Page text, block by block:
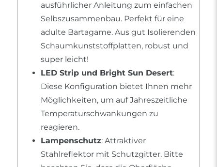
ausführlicher Anleitung zum einfachen
Selbszusammenbau. Perfekt für eine
adulte Bartagame. Aus gut Isolierenden
Schaumkunststoffplatten, robust und
super leicht!
LED Strip und Bright Sun Desert:
Diese Konfiguration bietet Ihnen mehr
Möglichkeiten, um auf Jahreszeitliche
Temperaturschwankungen zu
reagieren.
Lampenschutz: Attraktiver
Stahlreflektor mit Schutzgitter. Bitte